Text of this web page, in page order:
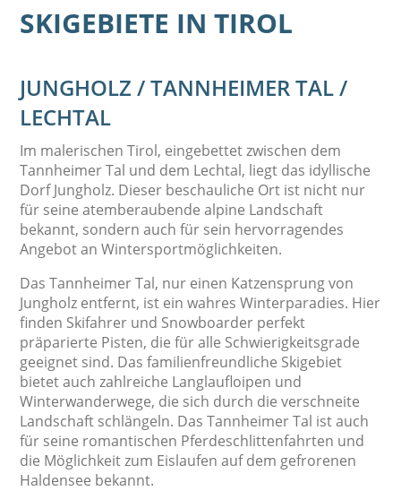
SKIGEBIETE IN TIROL
JUNGHOLZ / TANNHEIMER TAL /
LECHTAL
Im malerischen Tirol, eingebettet zwischen dem
Tannheimer Tal und dem Lechtal, liegt das idyllische
Dorf Jungholz. Dieser beschauliche Ort ist nicht nur
für seine atemberaubende alpine Landschaft
bekannt, sondern auch für sein hervorragendes
Angebot an Wintersportmöglichkeiten.
Das Tannheimer Tal, nur einen Katzensprung von
Jungholz entfernt, ist ein wahres Winterparadies. Hier
finden Skifahrer und Snowboarder perfekt
präparierte Pisten, die für alle Schwierigkeitsgrade
geeignet sind. Das familienfreundliche Skigebiet
bietet auch zahlreiche Langlaufloipen und
Winterwanderwege, die sich durch die verschneite
Landschaft schlängeln. Das Tannheimer Tal ist auch
für seine romantischen Pferdeschlittenfahrten und
die Möglichkeit zum Eislaufen auf dem gefrorenen
Haldensee bekannt.